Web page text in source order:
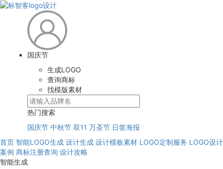
国庆节
生成LOGO
查询商标
找模版素材
热门搜索
国庆节 中秋节 双11 万圣节 日签海报
首页 智能LOGO生成 设计生成 设计模板素材 LOGO定制服务 LOGO设计
案例 商标注册查询 设计攻略
智能生成